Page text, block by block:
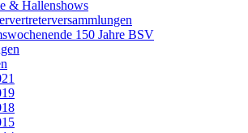
& Hallenshows
150 Jahre BSV